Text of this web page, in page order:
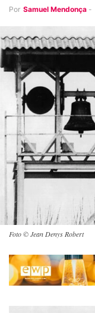
Por Samuel Mendonça -
Foto © Jean Denys Robert